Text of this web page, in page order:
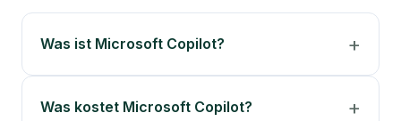
Was ist Microsoft Copilot?
Was kostet Microsoft Copilot?